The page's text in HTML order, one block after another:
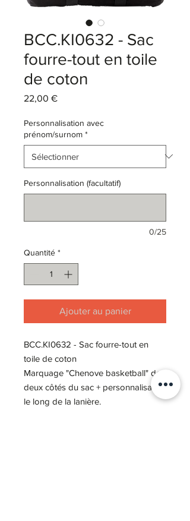
BCC.KI0632 - Sac
fourre-tout en toile
de coton
22,00 €Prix
Personnalisation avec
prénom/surnom *
Personnalisation (facultatif)
0/25
Quantité *
Ajouter au panier
BCC.KI0632 - Sac fourre-tout en
toile de coton
Marquage "Chenove basketball" des
deux côtés du sac + personnalisation
le long de la lanière.